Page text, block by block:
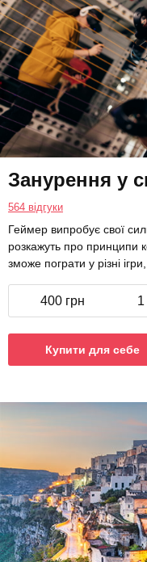
Занурення у
564 відгуки
Геймер випробує свої
розкажуть про принципи
зможе пограти у різні
400 грн
Купити для себе